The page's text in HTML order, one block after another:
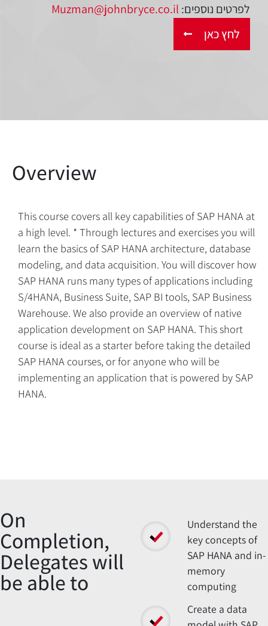
לפרטים נוספים: Muzman@johnbryce.co.il
לחץ כאן
Overview
This course covers all key capabilities of SAP HANA at
a high level. * Through lectures and exercises you will
learn the basics of SAP HANA architecture, database
modeling, and data acquisition. You will discover how
SAP HANA runs many types of applications including
S/4HANA, Business Suite, SAP BI tools, SAP Business
Warehouse. We also provide an overview of native
application development on SAP HANA. This short
course is ideal as a starter before taking the detailed
SAP HANA courses, or for anyone who will be
implementing an application that is powered by SAP
HANA.